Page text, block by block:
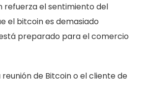
refuerza el sentimiento del
el bitcoin es demasiado
preparado para el comercio
reunión de Bitcoin o el cliente de